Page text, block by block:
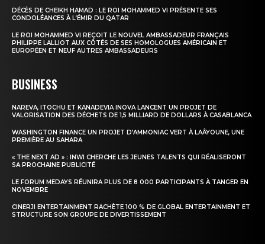
DÉCÈS DE CHEIKH HAMAD : LE ROI MOHAMMED VI PRÉSENTE SES
CONDOLÉANCES À L’ÉMIR DU QATAR
LE ROI MOHAMMED VI REÇOIT LE NOUVEL AMBASSADEUR FRANÇAIS
PHILIPPE LALLIOT AUX CÔTÉS DE SES HOMOLOGUES AMÉRICAIN ET
EUROPÉEN ET NEUF AUTRES AMBASSADEURS
BUSINESS
NAREVA, ITOCHU ET KANADEVIA INOVA LANCENT UN PROJET DE
VALORISATION DES DÉCHETS DE 1,5 MILLIARD DE DOLLARS À CASABLANCA
WASHINGTON FINANCE UN PROJET D’AMMONIAC VERT À LAÂYOUNE, UNE
PREMIÈRE AU SAHARA
« THE NEXT AD » : INWI CHERCHE LES JEUNES TALENTS QUI RÉALISERONT
SA PROCHAINE PUBLICITÉ
LE FORUM MEDAYS RÉUNIRA PLUS DE 8 000 PARTICIPANTS À TANGER EN
NOVEMBRE
CINERJI ENTERTAINMENT RACHÈTE 100 % DE GLOBAL ENTERTAINMENT ET
STRUCTURE SON GROUPE DE DIVERTISSEMENT